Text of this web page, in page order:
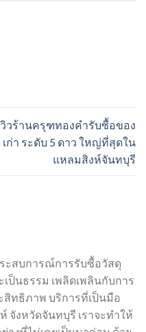
วร้านครุฑทองคำรับซื้อของ
เก่า ระดับ 5 ดาว ใหญ่ที่สุดใน
แหลมสิงห์จันทบุรี
ะสบการณ์การรับซื้อวัสดุ
เป็นธรรม เพลิดเพลินกับการ
สิทธิภาพ บริการที่เป็นมือ
จังหวัดจันทบุรี เราจะทำให้